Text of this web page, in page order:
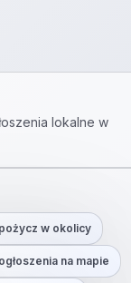
lokalne w
w okolicy
na mapie